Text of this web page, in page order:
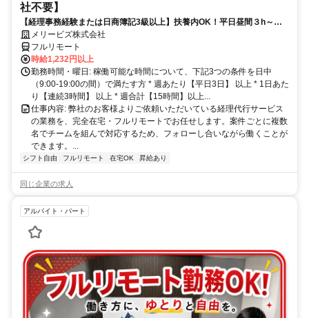
社不要】
【経理事務経験または日商簿記3級以上】扶養内OK！平日昼間３h～。
完全在宅で育児・介護中の方も大歓迎♪
メリービズ株式会社
フルリモート
時給1,232円以上
勤務時間・曜日: 稼働可能な時間について、下記3つの条件を日中
（9:00-19:00の間）で満たす方 * 週あたり【平日3日】 以上 * 1日あた
り【連続3時間】 以上 * 週合計【15時間】以上...
仕事内容: 弊社のお客様よりご依頼いただいている経理代行サービス
の業務を、完全在宅・フルリモートでお任せします。案件ごとに複数
名でチームを組んで対応するため、フォローし合いながら働くことが
できます。...
シフト自由 フルリモート 在宅OK 昇給あり
同じ企業の求人
アルバイト・パート